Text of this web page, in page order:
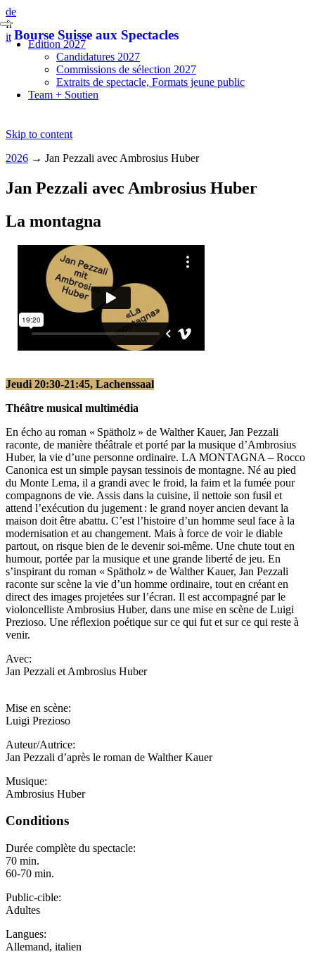
de
fr
it Bourse Suisse aux Spectacles
Skip to content
Edition 2027
Candidatures 2027
Commissions de sélection 2027
Extraits de spectacle, Formats jeune public
Team + Soutien
2026 → Jan Pezzali avec Ambrosius Huber
Jan Pezzali avec Ambrosius Huber
La montagna
Jeudi 20:30-21:45, Lachenssaal
Théâtre musical multimédia
En écho au roman « Spätholz » de Walther Kauer, Jan Pezzali
raconte, de manière théâtrale et porté par la musique d’Ambrosius
Huber, la vie d’une personne ordinaire. LA MONTAGNA – Rocco
Canonica est un simple paysan tessinois de montagne. Né au pied
du Monte Lema, il a grandi avec le froid, la faim et la fumée pour
compagnons de vie. Assis dans la cuisine, il nettoie son fusil et
attend l’exécution du jugement : le grand noyer ancien devant la
maison doit être abattu. C’est l’histoire d’un homme seul face à la
modernisation et au changement. Mais à force de voir le diable
partout, on risque bien de le devenir soi‑même. Une chute tout en
humour, portée par la musique et une grande liberté de jeu. En
s’inspirant du roman « Spätholz » de Walther Kauer, Jan Pezzali
raconte sur scène la vie d’un homme ordinaire, tout en créant en
direct des images projetées sur l’écran. Il est accompagné par le
violoncelliste Ambrosius Huber, dans une mise en scène de Luigi
Prezioso. Une réflexion poétique sur ce qui fut et sur ce qui reste à
venir.
Avec:
Jan Pezzali et Ambrosius Huber
Mise en scène:
Luigi Prezioso
Auteur/Autrice:
Jan Pezzali d’après le roman de Walther Kauer
Musique:
Ambrosius Huber
Conditions
Durée complète du spectacle:
70 min.
60-70 min.
Public-cible:
Adultes
Langues:
Allemand, italien